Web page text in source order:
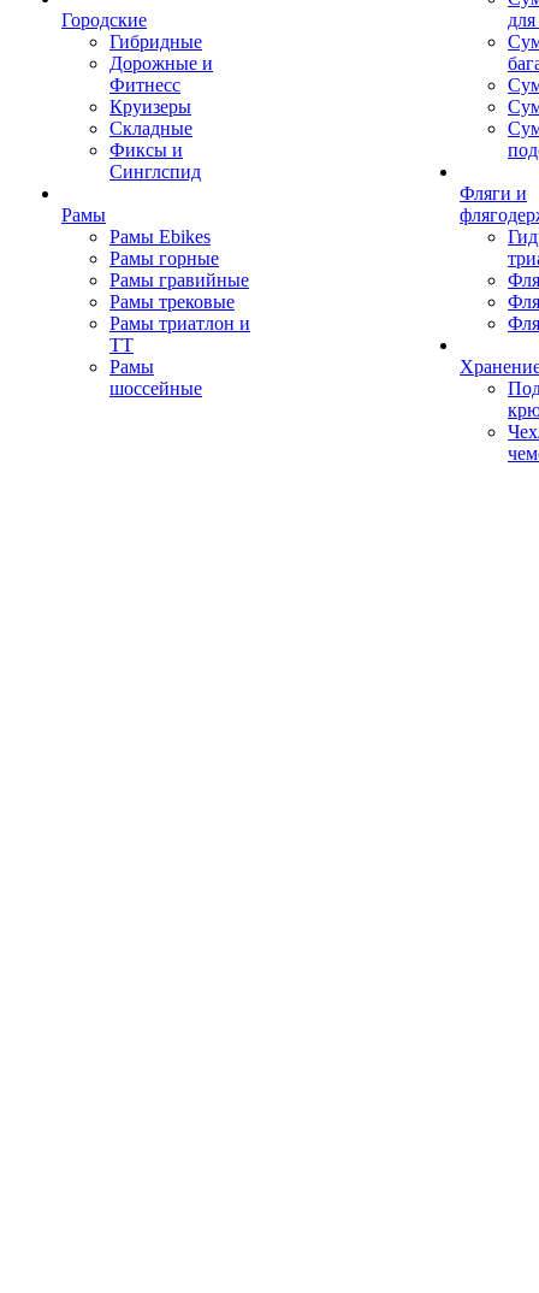
Городские
Гибридные
Дорожные и
Фитнесс
Круизеры
Складные
Фиксы и
Синглспид
Рамы
Рамы Ebikes
Рамы горные
Рамы гравийные
Рамы трековые
Рамы триатлон и
ТТ
Рамы
шоссейные
Фляги и